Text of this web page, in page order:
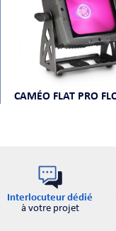
Interlocuteur dédié
à votre projet